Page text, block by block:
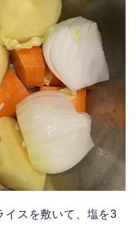
イスを敷いて、塩を3